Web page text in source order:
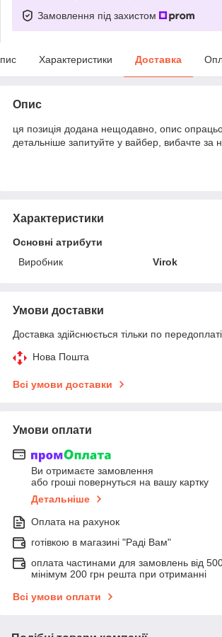
Замовлення під захистом
Характеристики Доставка
Опис
ця позиція додана нещодавно, опис
детальніше запитуйте у вайбер, вибачте за
Характеристики
Основні атрибути
Виробник
Virok
Умови доставки
Доставка здійснюється тільки по передоплаті.
Нова Пошта
Всі умови доставки
Умови оплати
Ви отримаєте замовлення
або гроші повернуться на вашу картку
Детальніше
Оплата на рахунок
готівкою в магазині "Раді Вам"
оплата частинами для замовлень від
мінімум 200 грн решта при отриманні
Всі умови оплати